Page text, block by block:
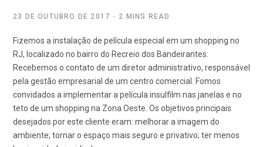
23 DE OUTUBRO DE 2017 2 MINS READ
Fizemos a instalação de película especial em um shopping no
RJ, localizado no bairro do Recreio dos Bandeirantes.
Recebemos o contato de um diretor administrativo, responsável
pela gestão empresarial de um centro comercial. Fomos
convidados a implementar a película insulfilm nas janelas e no
teto de um shopping na Zona Oeste. Os objetivos principais
desejados por este cliente eram: melhorar a imagem do
ambiente; tornar o espaço mais seguro e privativo; ter menos